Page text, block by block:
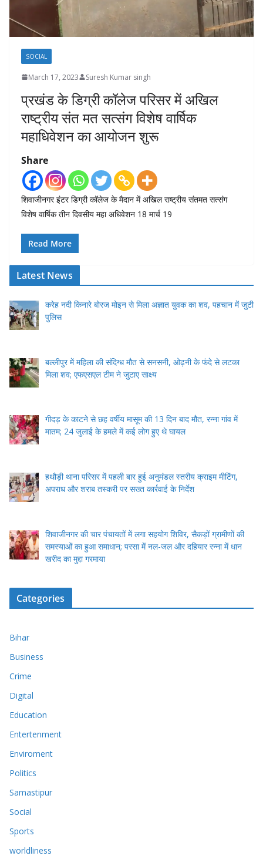
SOCIAL
March 17, 2023 Suresh Kumar singh
प्रखंड के डिग्री कॉलेज परिसर में अखिल
राष्ट्रीय संत मत सत्संग विशेष वार्षिक
महाधिवेशन का आयोजन शुरू
Share
शिवाजीनगर इंटर डिग्री कॉलेज के मैदान में अखिल राष्ट्रीय संतमत सत्संग
विशेष वार्षिक तीन दिवसीय महा अधिवेशन 18 मार्च 19
Read More
Latest News
करेह नदी किनारे बोरज मोइन से मिला अज्ञात युवक का शव, पहचान में जुटी
पुलिस
बल्लीपुर में महिला की संदिग्ध मौत से सनसनी, ओढ़नी के फंदे से लटका
मिला शव; एफएसएल टीम ने जुटाए साक्ष्य
गीदड़ के काटने से छह वर्षीय मासूम की 13 दिन बाद मौत, रन्ना गांव में
मातम; 24 जुलाई के हमले में कई लोग हुए थे घायल
हथौड़ी थाना परिसर में पहली बार हुई अनुमंडल स्तरीय क्राइम मीटिंग,
अपराध और शराब तस्करी पर सख्त कार्रवाई के निर्देश
शिवाजीनगर की चार पंचायतों में लगा सहयोग शिविर, सैकड़ों ग्रामीणों की
समस्याओं का हुआ समाधान; परसा में नल-जल और दहियार रन्ना में धान
खरीद का मुद्दा गरमाया
Categories
Bihar
Business
Crime
Digital
Education
Entertenment
Enviroment
Politics
Samastipur
Social
Sports
worldliness